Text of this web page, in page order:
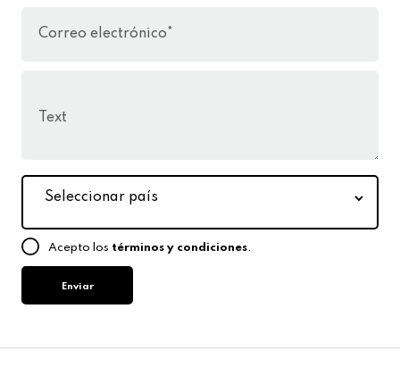
Correo electrónico*
Text
Seleccionar
país
Acepto los términos y condiciones.
Enviar